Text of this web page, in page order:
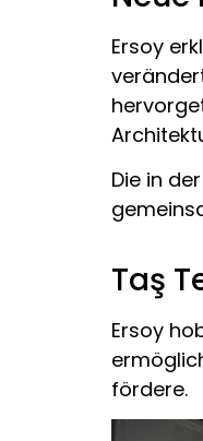
Ersoy
Die in
Taş
Ersoy
fördere.